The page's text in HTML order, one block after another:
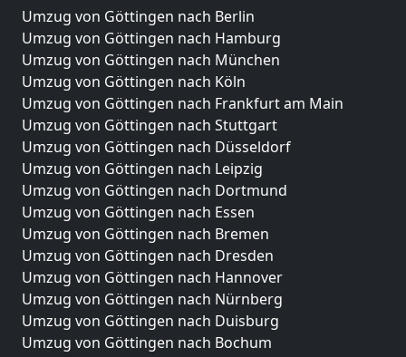
Umzug von Göttingen nach Berlin
Umzug von Göttingen nach Hamburg
Umzug von Göttingen nach München
Umzug von Göttingen nach Köln
Umzug von Göttingen nach Frankfurt am Main
Umzug von Göttingen nach Stuttgart
Umzug von Göttingen nach Düsseldorf
Umzug von Göttingen nach Leipzig
Umzug von Göttingen nach Dortmund
Umzug von Göttingen nach Essen
Umzug von Göttingen nach Bremen
Umzug von Göttingen nach Dresden
Umzug von Göttingen nach Hannover
Umzug von Göttingen nach Nürnberg
Umzug von Göttingen nach Duisburg
Umzug von Göttingen nach Bochum